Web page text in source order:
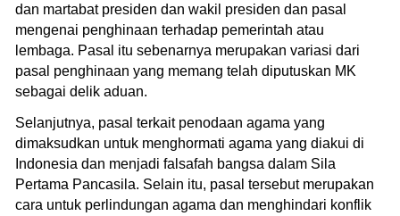
dan martabat presiden dan wakil presiden dan pasal
mengenai penghinaan terhadap pemerintah atau
lembaga. Pasal itu sebenarnya merupakan variasi dari
pasal penghinaan yang memang telah diputuskan MK
sebagai delik aduan.
Selanjutnya, pasal terkait penodaan agama yang
dimaksudkan untuk menghormati agama yang diakui di
Indonesia dan menjadi falsafah bangsa dalam Sila
Pertama Pancasila. Selain itu, pasal tersebut merupakan
cara untuk perlindungan agama dan menghindari konflik